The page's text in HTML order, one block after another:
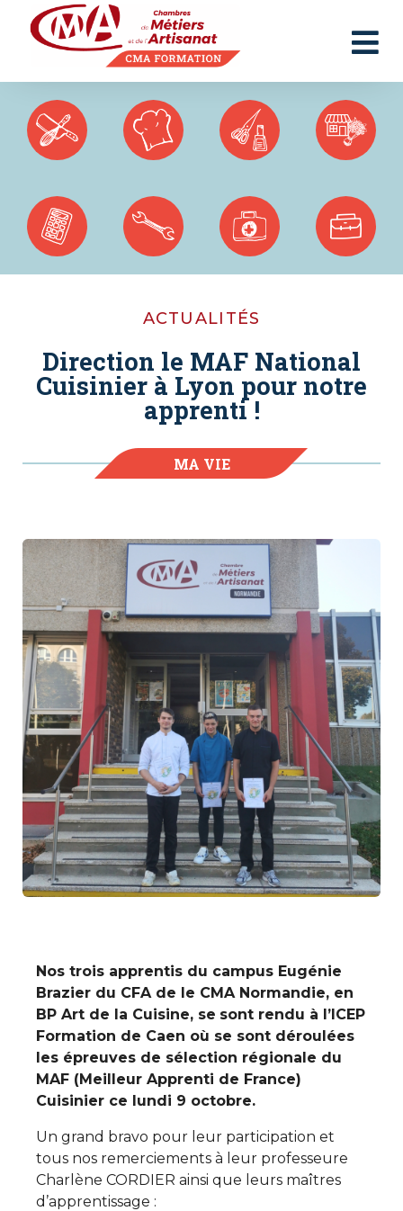
ACTUALITÉS
Direction le MAF National
Cuisinier à Lyon pour notre
apprenti !
MA VIE
D'APPRENANT.E
Nos trois apprentis du campus Eugénie
Brazier du CFA de le CMA Normandie, en
BP Art de la Cuisine, se sont rendu à l’ICEP
Formation de Caen où se sont déroulées
les épreuves de sélection régionale du
MAF (Meilleur Apprenti de France)
Cuisinier ce lundi 9 octobre.
Un grand bravo pour leur participation et
tous nos remerciements à leur professeure
Charlène CORDIER ainsi que leurs maîtres
d’apprentissage :
Panneau de gestion des cookies